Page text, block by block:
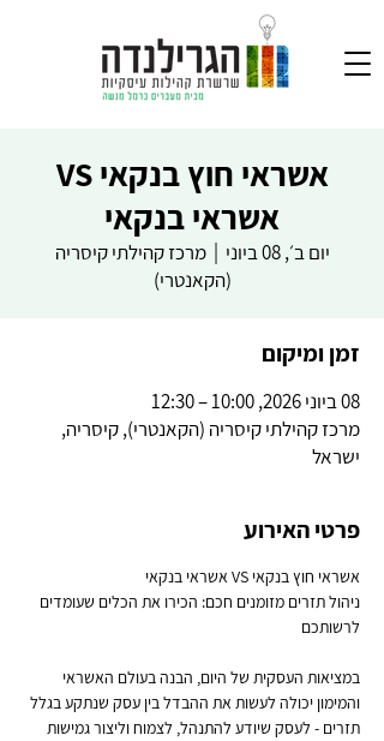
אשראי חוץ בנקאי VS
אשראי בנקאי
יום ב׳, 08 ביוני
  |
מרכז קהילתי קיסריה
(הקאנטרי)
זמן ומיקום
08 ביוני 2026, 10:00 – 12:30
מרכז קהילתי קיסריה (הקאנטרי), קיסריה,
ישראל
פרטי האירוע
אשראי חוץ בנקאי VS אשראי בנקאי
ניהול תזרים מזומנים חכם: הכירו את הכלים שעומדים
לרשותכם
במציאות העסקית של היום, הבנה בעולם האשראי
והמימון יכולה לעשות את ההבדל בין עסק שנתקע בגלל
תזרים - לעסק שיודע להתנהל, לצמוח וליצור גמישות